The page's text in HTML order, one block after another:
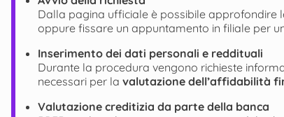
Dalla pagina ufficiale è possibile approfondire
oppure fissare un appuntamento in filiale per
Inserimento dei dati personali e reddituali
Durante la procedura vengono richieste
necessari per la valutazione dell’affidabilità
Valutazione creditizia da parte della banca